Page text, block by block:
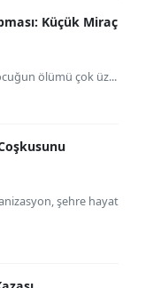
Küçük Miraç
ölümü çok üz...
şehre hayat